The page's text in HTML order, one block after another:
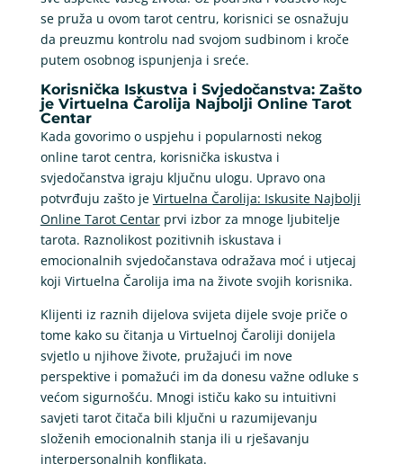
se pruža u ovom tarot centru, korisnici se osnažuju
da preuzmu kontrolu nad svojom sudbinom i kroče
putem osobnog ispunjenja i sreće.
Korisnička Iskustva i Svjedočanstva: Zašto
je Virtuelna Čarolija Najbolji Online Tarot
Centar
Kada govorimo o uspjehu i popularnosti nekog
online tarot centra, korisnička iskustva i
svjedočanstva igraju ključnu ulogu. Upravo ona
potvrđuju zašto je Virtuelna Čarolija: Iskusite Najbolji
Online Tarot Centarprvi izbor za mnoge ljubitelje
tarota. Raznolikost pozitivnih iskustava i
emocionalnih svjedočanstava odražava moć i utjecaj
koji Virtuelna Čarolija ima na živote svojih korisnika.
Klijenti iz raznih dijelova svijeta dijele svoje priče o
tome kako su čitanja u Virtuelnoj Čaroliji donijela
svjetlo u njihove živote, pružajući im nove
perspektive i pomažući im da donesu važne odluke s
većom sigurnošću. Mnogi ističu kako su intuitivni
savjeti tarot čitača bili ključni u razumijevanju
složenih emocionalnih stanja ili u rješavanju
interpersonalnih konflikata.